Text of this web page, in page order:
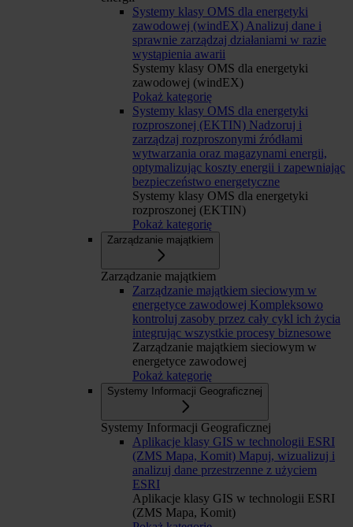
Systemy klasy OMS dla energetyki
zawodowej (windEX) Analizuj dane i
sprawnie zarządzaj działaniami w razie
wystąpienia awarii
Systemy klasy OMS dla energetyki
zawodowej (windEX)
Pokaż kategorię
Systemy klasy OMS dla energetyki
rozproszonej (EKTIN) Nadzoruj i
zarządzaj rozproszonymi źródłami
wytwarzania oraz magazynami energii,
optymalizując koszty energii i zapewniając
bezpieczeństwo energetyczne
Systemy klasy OMS dla energetyki
rozproszonej (EKTIN)
Pokaż kategorię
Zarządzanie majątkiem
Zarządzanie majątkiem
Zarządzanie majątkiem sieciowym w
energetyce zawodowej Kompleksowo
kontroluj zasoby przez cały cykl ich życia
integrując wszystkie procesy biznesowe
Zarządzanie majątkiem sieciowym w
energetyce zawodowej
Pokaż kategorię
Systemy Informacji Geograficznej
Systemy Informacji Geograficznej
Aplikacje klasy GIS w technologii ESRI
(ZMS Mapa, Komit) Mapuj, wizualizuj i
analizuj dane przestrzenne z użyciem
ESRI
Aplikacje klasy GIS w technologii ESRI
(ZMS Mapa, Komit)